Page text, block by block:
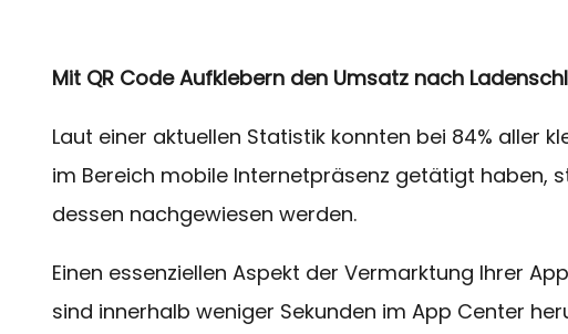
Mit QR Code Aufklebern den Umsatz nach
Laut einer aktuellen Statistik konnten bei 84% aller
im Bereich mobile Internetpräsenz getätigt
dessen nachgewiesen werden.
Einen essenziellen Aspekt der Vermarktung Ihrer
sind innerhalb weniger Sekunden im App Center